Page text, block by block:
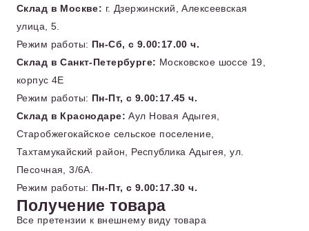
Склад в Москве: г. Дзержинский, Алексеевская
улица, 5.
Режим работы: Пн-Сб, с 9.00:17.00 ч.
Склад в Санкт-Петербурге: Московское шоссе 19,
корпус 4Е
Режим работы: Пн-Пт, с 9.00:17.45 ч.
Склад в Краснодаре: Аул Новая Адыгея,
Старобжегокайское сельское поселение,
Тахтамукайский район, Республика Адыгея, ул.
Песочная, 3/6А.
Режим работы: Пн-Пт, с 9.00:17.30 ч.
Получение товара
Все претензии к внешнему виду товара